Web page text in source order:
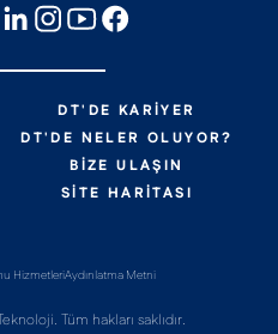
DT'DE KARIYER
DT'DE NELER OLUYOR?
BIZE ULAŞIN
SITE HARITASI
Tüm hakları saklıdır.
HizmetleriAydınlatma Metni